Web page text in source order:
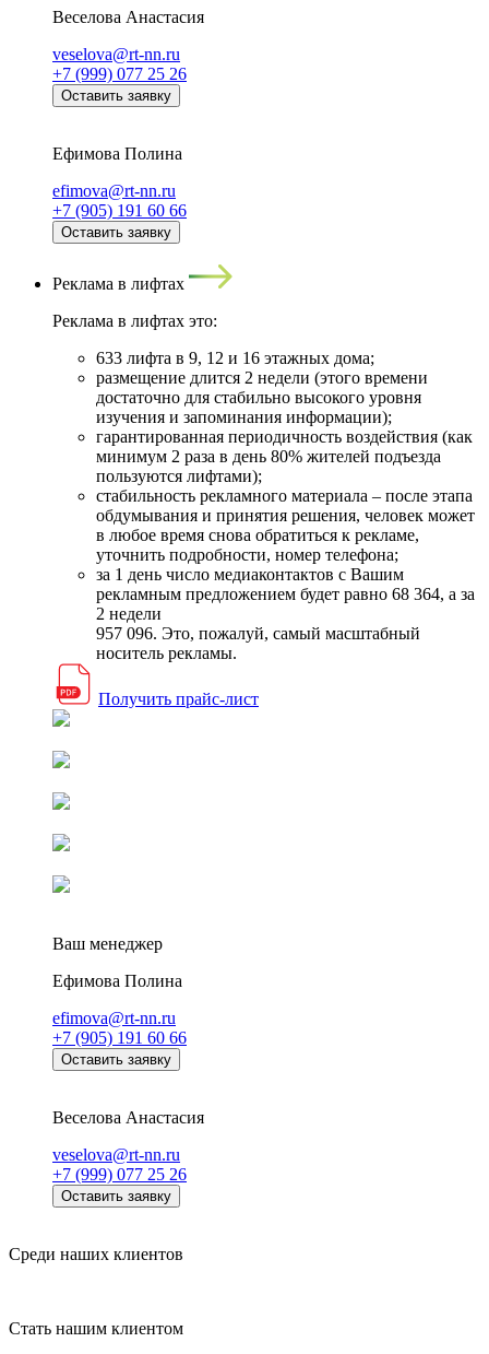
Веселова Анастасия
veselova@rt-nn.ru
+7 (999) 077 25 26
Оставить заявку
Ефимова Полина
efimova@rt-nn.ru
+7 (905) 191 60 66
Оставить заявку
Реклама в лифтах
Реклама в лифтах это:
633 лифта в 9, 12 и 16 этажных дома;
размещение длится 2 недели (этого времени
достаточно для стабильно высокого уровня
изучения и запоминания информации);
гарантированная периодичность воздействия (как
минимум 2 раза в день 80% жителей подъезда
пользуются лифтами);
стабильность рекламного материала – после этапа
обдумывания и принятия решения, человек может
в любое время снова обратиться к рекламе,
уточнить подробности, номер телефона;
за 1 день число медиаконтактов с Вашим
рекламным предложением будет равно 68 364, а за
2 недели
957 096. Это, пожалуй, самый масштабный
носитель рекламы.
Получить прайс-лист
Ваш менеджер
Ефимова Полина
efimova@rt-nn.ru
+7 (905) 191 60 66
Оставить заявку
Веселова Анастасия
veselova@rt-nn.ru
+7 (999) 077 25 26
Оставить заявку
Среди наших клиентов
Стать нашим клиентом